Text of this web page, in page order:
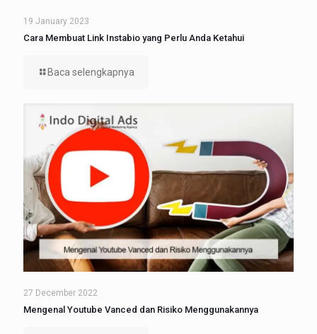
19 January 2023
Cara Membuat Link Instabio yang Perlu Anda Ketahui
Baca selengkapnya
27 December 2022
Mengenal Youtube Vanced dan Risiko Menggunakannya